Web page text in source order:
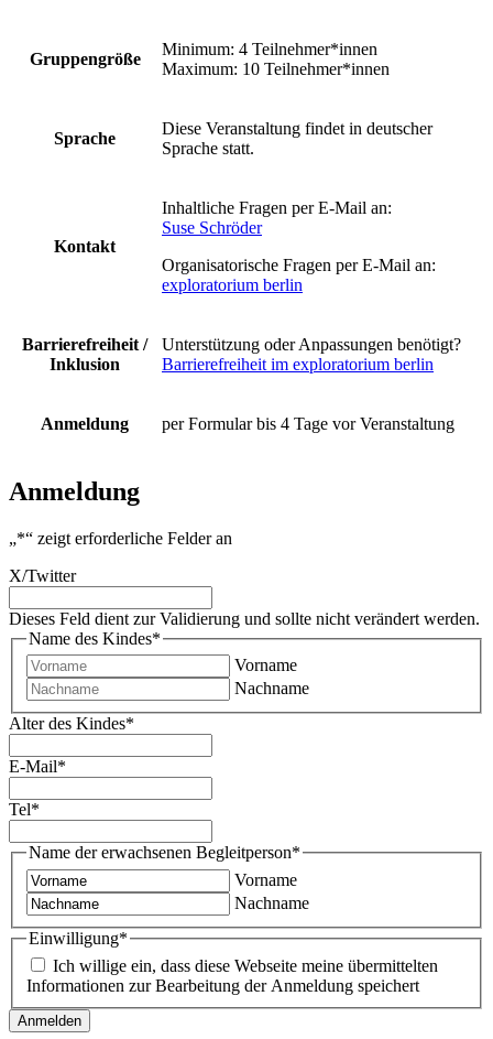
Gruppengröße
Minimum: 4 Teilnehmer*innen
Maximum: 10 Teilnehmer*innen
Sprache
Diese Veranstaltung findet in deutscher
Sprache statt.
Kontakt
Inhaltliche Fragen per E-Mail an:
Suse Schröder
Organisatorische Fragen per E-Mail an:
exploratorium berlin
Barrierefreiheit /
Inklusion
Unterstützung oder Anpassungen benötigt?
Barrierefreiheit im exploratorium berlin
Anmeldung per Formular bis 4 Tage vor Veranstaltung
Anmeldung
„*“ zeigt erforderliche Felder an
X/Twitter
Dieses Feld dient zur Validierung und sollte nicht verändert werden.
Name des Kindes*
Vorname
Nachname
Alter des Kindes*
E-Mail*
Tel*
Name der erwachsenen Begleitperson*
Vorname
Nachname
Einwilligung*
Ich willige ein, dass diese Webseite meine übermittelten
Informationen zur Bearbeitung der Anmeldung speichert